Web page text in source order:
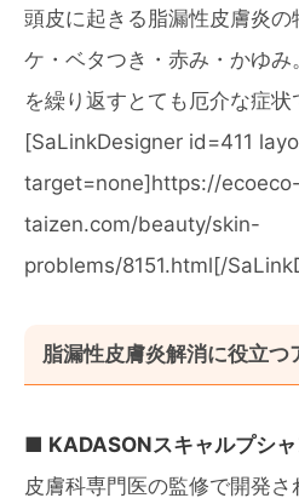
頭皮に起きる脂漏性皮膚炎
ケ・ベタつき・赤み・かゆ
を繰り返すとても厄介な症状
[SaLinkDesigner id=411
target=none]https://ecoeco-
taizen.com/beauty/skin-
problems/8151.html[/
脂漏性皮膚炎解消に役立つ
■ KADASONスキャルプシ
皮膚科専門医の監修で開発